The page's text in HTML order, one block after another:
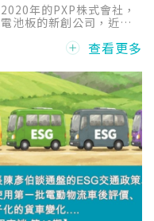
年的PXP株式會社，
池板的新創公司，近期
一輛太陽能冷藏物流
目的在於實現「2050年
查看更多